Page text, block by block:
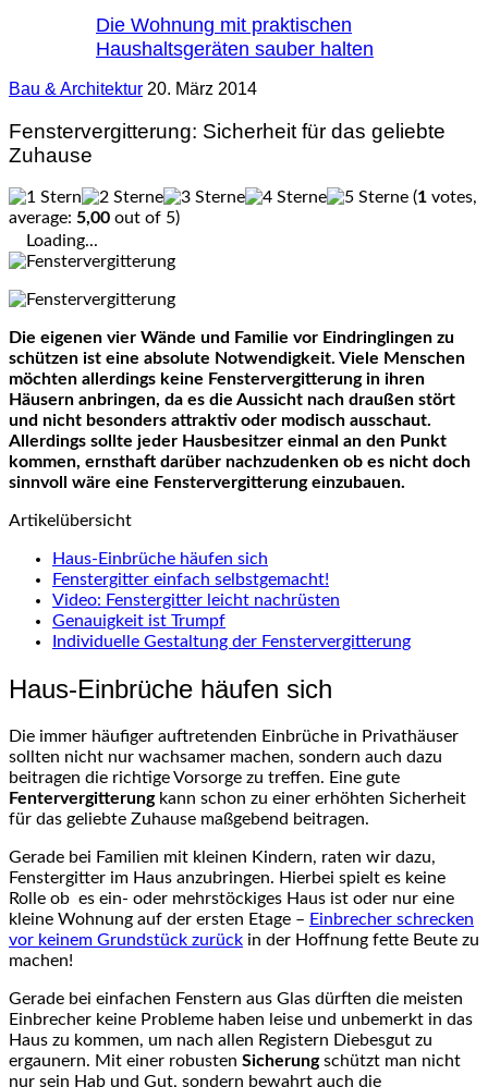
Die Wohnung mit praktischen
Haushaltsgeräten sauber halten
Bau & Architektur 20. März 2014
Fenstervergitterung: Sicherheit für das geliebte
Zuhause
(1 votes,
average: 5,00 out of 5)
Loading...
Die eigenen vier Wände und Familie vor Eindringlingen zu
schützen ist eine absolute Notwendigkeit. Viele Menschen
möchten allerdings keine Fenstervergitterung in ihren
Häusern anbringen, da es die Aussicht nach draußen stört
und nicht besonders attraktiv oder modisch ausschaut.
Allerdings sollte jeder Hausbesitzer einmal an den Punkt
kommen, ernsthaft darüber nachzudenken ob es nicht doch
sinnvoll wäre eine Fenstervergitterung einzubauen.
Artikelübersicht
Haus-Einbrüche häufen sich
Fenstergitter einfach selbstgemacht!
Video: Fenstergitter leicht nachrüsten
Genauigkeit ist Trumpf
Individuelle Gestaltung der Fenstervergitterung
Haus-Einbrüche häufen sich
Die immer häufiger auftretenden Einbrüche in Privathäuser
sollten nicht nur wachsamer machen, sondern auch dazu
beitragen die richtige Vorsorge zu treffen. Eine gute
Fentervergitterungkann schon zu einer erhöhten Sicherheit
für das geliebte Zuhause maßgebend beitragen.
Gerade bei Familien mit kleinen Kindern, raten wir dazu,
Fenstergitter im Haus anzubringen. Hierbei spielt es keine
Rolle ob es ein- oder mehrstöckiges Haus ist oder nur eine
kleine Wohnung auf der ersten Etage – Einbrecher schrecken
vor keinem Grundstück zurück in der Hoffnung fette Beute zu
machen!
Gerade bei einfachen Fenstern aus Glas dürften die meisten
Einbrecher keine Probleme haben leise und unbemerkt in das
Haus zu kommen, um nach allen Registern Diebesgut zu
ergaunern. Mit einer robusten Sicherungschützt man nicht
nur sein Hab und Gut, sondern bewahrt auch die